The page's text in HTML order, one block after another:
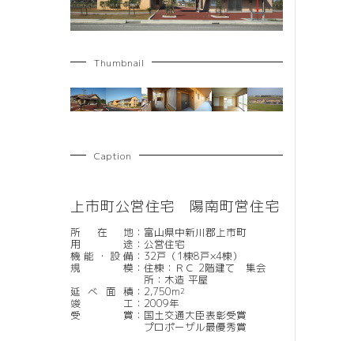
Thumbnail
Caption
上市町公営住宅 陽南町営住宅
所在地 ： 富山県中新川郡上市町
用途 ： 公営住宅
機能・設備 ： 32戸（1棟8戸×4棟）
規模 ： 住棟：ＲＣ 2階建て 集会
所：木造 平屋
延べ面積 ： 2,750m2
竣工 ： 2009年
受賞 ： 国土交通大臣表彰受賞
プロポーザル最優秀賞